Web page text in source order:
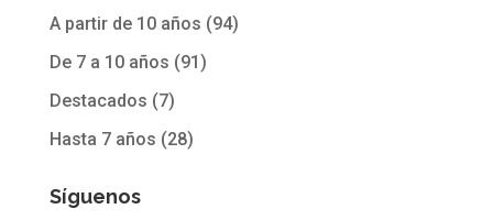
A partir de 10 años (94)
De 7 a 10 años (91)
Destacados (7)
Hasta 7 años (28)
Síguenos